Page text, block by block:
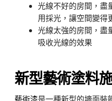
光線不好的房間，盡
用採光，讓空間變得
光線太強的房間，盡
吸收光線的效果
新型藝術塗料